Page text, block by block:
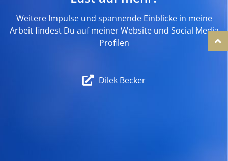
Weitere Impulse und spannende Einblicke in meine
Arbeit findest Du auf meiner Website und Social Media
Profilen
Dilek Becker